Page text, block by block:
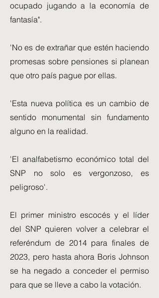
ocupado jugando a la economía de
fantasía".
'No es de extrañar que estén haciendo
promesas sobre pensiones si planean
que otro país pague por ellas.
'Esta nueva política es un cambio de
sentido monumental sin fundamento
alguno en la realidad.
'El analfabetismo económico total del
SNP no solo es vergonzoso, es
peligroso'.
El primer ministro escocés y el líder
del SNP quieren volver a celebrar el
referéndum de 2014 para finales de
2023, pero hasta ahora Boris Johnson
se ha negado a conceder el permiso
para que se lleve a cabo la votación.